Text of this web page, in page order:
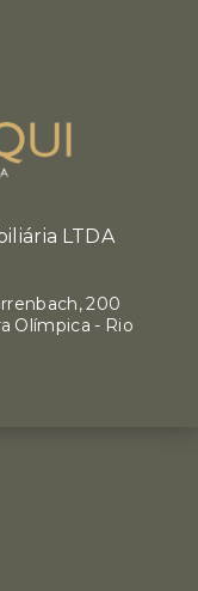
LTDA
200
Olímpica - Rio